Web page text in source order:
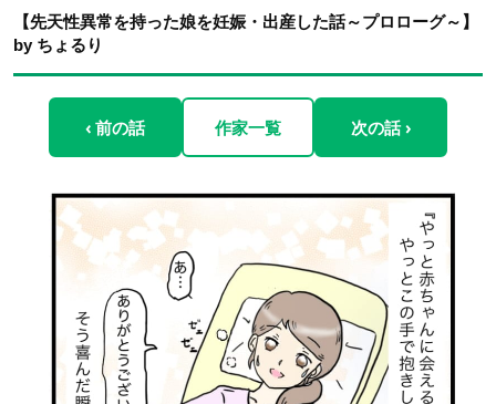
【先天性異常を持った娘を妊娠・出産した話～プロローグ～】
by ちょるり
‹ 前の話 作家一覧 次の話 ›